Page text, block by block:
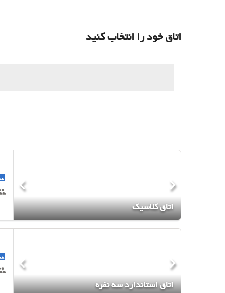
اتاق خود را انتخاب کنید
اتاق کلاسیک
اتاق استاندارد سه نفره